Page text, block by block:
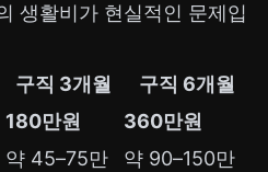
생활비가 현실적인 문제입
구직 3개월
구직 6개월
180만원
360만원
약 45–75만
약 90–150만